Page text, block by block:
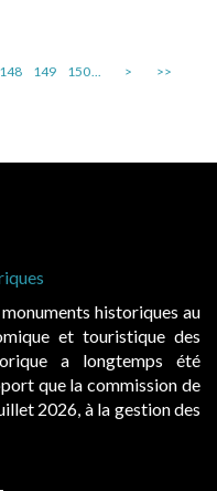
148 149 150... > >>
historiques au
touristique des
été
commission de
à la gestion des
également
public,